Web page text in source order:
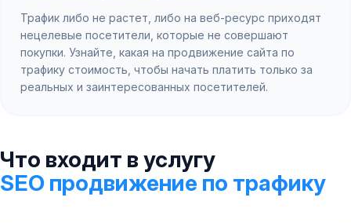
Трафик либо не растет, либо на веб-ресурс приходят
нецелевые посетители, которые не совершают
покупки. Узнайте, какая на продвижение сайта по
трафику стоимость, чтобы начать платить только за
реальных и заинтересованных посетителей.
Что входит в услугу
SEO продвижение по трафику